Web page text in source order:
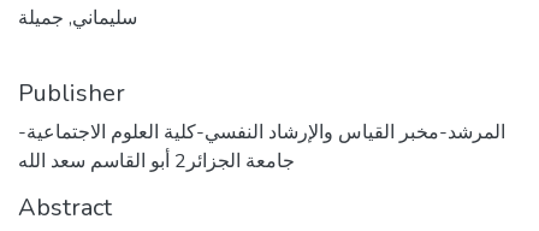
سليماني, جميلة
Publisher
المرشد-مخبر القياس والإرشاد النفسي-كلية العلوم الاجتماعية-
جامعة الجزائر2 أبو القاسم سعد الله
Abstract